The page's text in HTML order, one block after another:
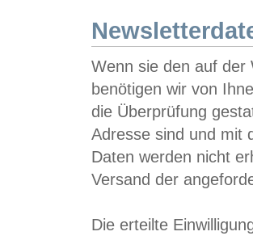
Wenn sie den auf der
benötigen wir von
die Überprüfung
Adresse sind und mit
Daten werden nicht
Versand der
Die erteilte